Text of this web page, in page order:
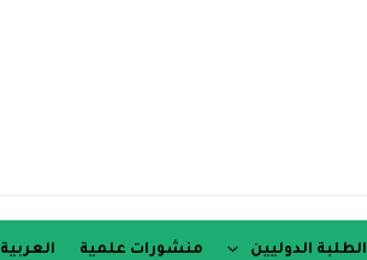
الطلبة الدوليين منشورات علمية العربية